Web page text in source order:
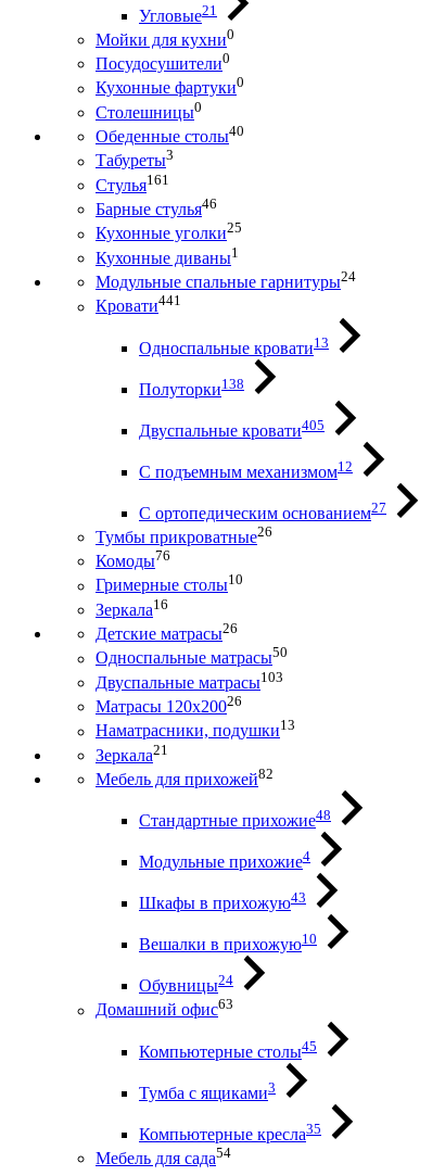
Угловые21
Мойки для кухни0
Посудосушители0
Кухонные фартуки0
Столешницы0
Обеденные столы40
Табуреты3
Стулья161
Барные стулья46
Кухонные уголки25
Кухонные диваны1
Модульные спальные гарнитуры24
Кровати441
Односпальные кровати13
Полуторки138
Двуспальные кровати405
С подъемным механизмом12
С ортопедическим основанием27
Тумбы прикроватные26
Комоды76
Гримерные столы10
Зеркала16
Детские матрасы26
Односпальные матрасы50
Двуспальные матрасы103
Матрасы 120х20026
Наматрасники, подушки13
Зеркала21
Мебель для прихожей82
Стандартные прихожие48
Модульные прихожие4
Шкафы в прихожую43
Вешалки в прихожую10
Обувницы24
Домашний офис63
Компьютерные столы45
Тумба с ящиками3
Компьютерные кресла35
Мебель для сада54